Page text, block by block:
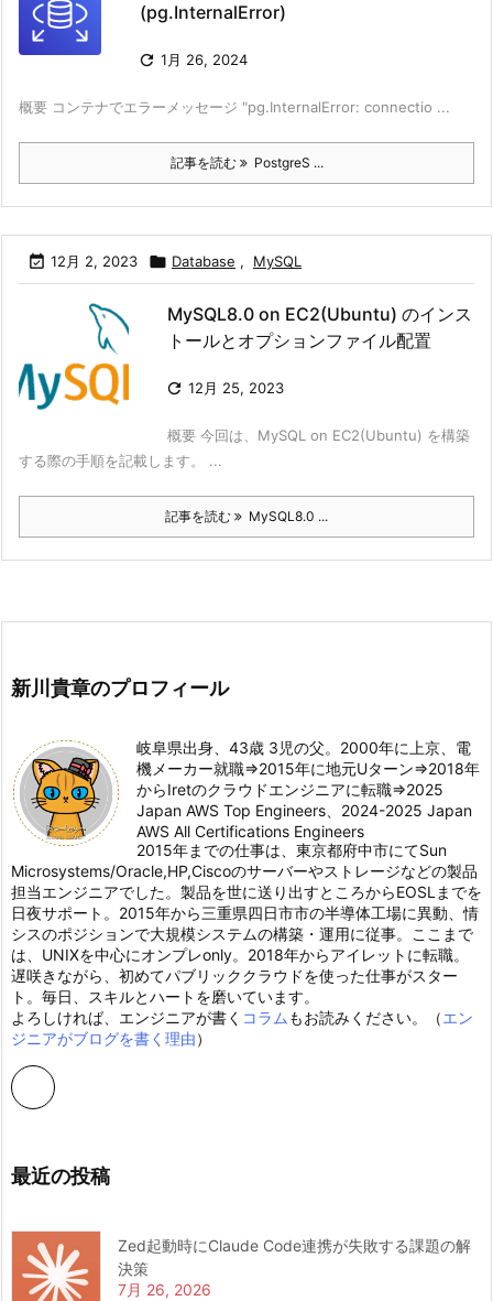
(pg.InternalError)
 1月 26, 2024
概要 コンテナでエラーメッセージ "pg.InternalError: connectio ...
記事を読む PostgreS ...
 12月 2, 2023  Database , MySQL
MySQL8.0 on EC2(Ubuntu) のインス
トールとオプションファイル配置
 12月 25, 2023
概要 今回は、MySQL on EC2(Ubuntu) を構築
する際の手順を記載します。 ...
記事を読む MySQL8.0 ...
新川貴章のプロフィール
岐阜県出身、43歳 3児の父。2000年に上京、電
機メーカー就職⇒2015年に地元Uターン⇒2018年
からIretのクラウドエンジニアに転職⇒2025
Japan AWS Top Engineers、2024-2025 Japan
AWS All Certifications Engineers
2015年までの仕事は、東京都府中市にてSun
Microsystems/Oracle,HP,Ciscoのサーバーやストレージなどの製品
担当エンジニアでした。製品を世に送り出すところからEOSLまでを
日夜サポート。2015年から三重県四日市市の半導体工場に異動、情
シスのポジションで大規模システムの構築・運用に従事。ここまで
は、UNIXを中心にオンプレonly。2018年からアイレットに転職。
遅咲きながら、初めてパブリッククラウドを使った仕事がスター
ト。毎日、スキルとハートを磨いています。
よろしければ、エンジニアが書く コラム もお読みください。（エン
ジニアがブログを書く理由）
最近の投稿
Zed起動時にClaude Code連携が失敗する課題の解
決策
7月 26, 2026